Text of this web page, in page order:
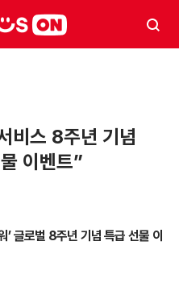
비스 8주년 기념
이벤트”
’ 글로벌 8주년 기념 특급 선물 이